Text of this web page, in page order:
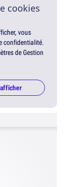
cookies
vous
confidentialité.
de Gestion